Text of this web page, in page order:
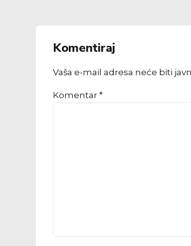
Komentiraj
Vaša e-mail adresa neće biti
Komentar *